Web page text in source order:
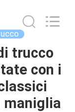
trucco
con i
maniglia